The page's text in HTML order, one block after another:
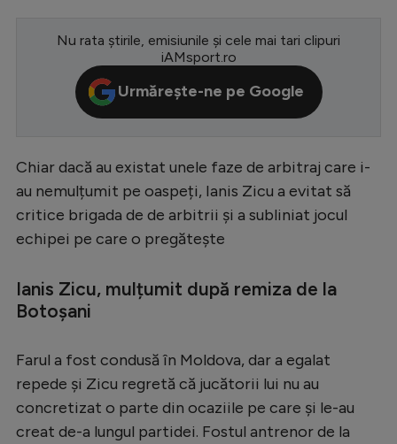
CM 2026
Premier League
LaLiga
Bundesliga
Ligue 1
Campionate
EURO 2024
Clasamente
Nu rata știrile, emisiunile și cele mai tari clipuri
iAMsport.ro
Urmărește-ne pe Google
Chiar dacă au existat unele faze de arbitraj care i-
au nemulțumit pe oaspeți, Ianis Zicu a evitat să
critice brigada de de arbitrii și a subliniat jocul
echipei pe care o pregătește
Ianis Zicu, mulțumit după remiza de la
Botoșani
Farul a fost condusă în Moldova, dar a egalat
repede și Zicu regretă că jucătorii lui nu au
concretizat o parte din ocaziile pe care și le-au
creat de-a lungul partidei. Fostul antrenor de la